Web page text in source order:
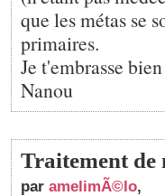
que les métas se
primaires.
Je t'embrasse
Nanou
Traitement de
par amelimÃ©lo,